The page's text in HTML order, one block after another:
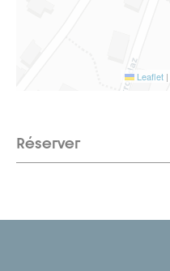
Leaflet |
Réserver